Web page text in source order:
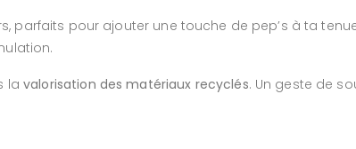
parfaits pour ajouter une touche de pep’s à ta
la valorisation des matériaux recyclés. Un geste de